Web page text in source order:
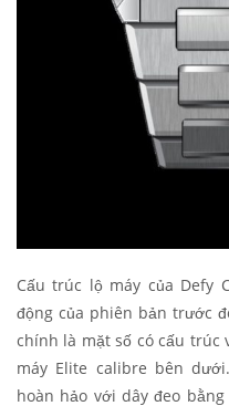
Cấu trúc lộ máy của Defy
động của phiên bản trước
chính là mặt số có cấu trúc
máy Elite calibre bên
hoàn hảo với dây đeo